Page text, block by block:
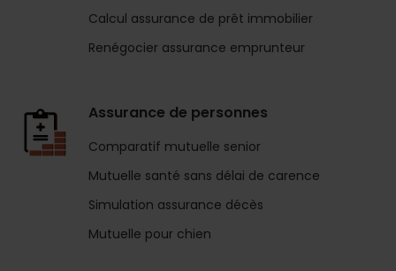
Calcul assurance de prêt immobilier
Renégocier assurance emprunteur
Assurance de personnes
Comparatif mutuelle senior
Mutuelle santé sans délai de carence
Simulation assurance décès
Mutuelle pour chien